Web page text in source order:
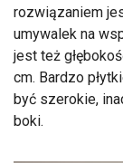
rozwiązaniem
umywalek na
jest też
cm. Bardzo
być szerokie,
boki.